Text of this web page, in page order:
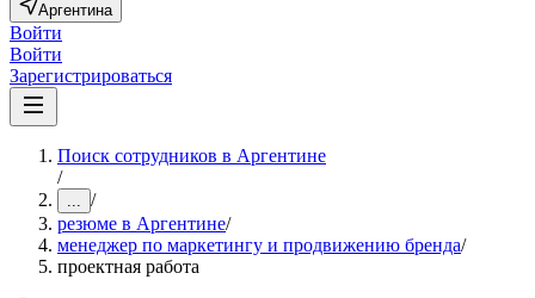
Аргентина
Войти
Войти
Зарегистрироваться
Поиск сотрудников в Аргентине
/
... /
резюме в Аргентине/
менеджер по маркетингу и продвижению бренда/
проектная работа